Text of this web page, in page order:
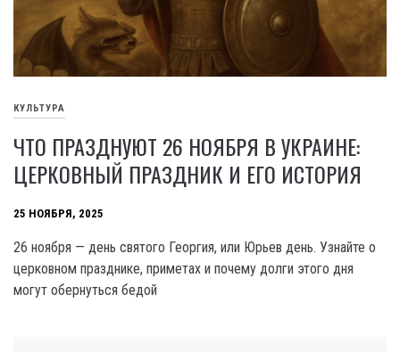
КУЛЬТУРА
ЧТО ПРАЗДНУЮТ 26 НОЯБРЯ В УКРАИНЕ:
ЦЕРКОВНЫЙ ПРАЗДНИК И ЕГО ИСТОРИЯ
25 НОЯБРЯ, 2025
26 ноября — день святого Георгия, или Юрьев день. Узнайте о
церковном празднике, приметах и почему долги этого дня
могут обернуться бедой